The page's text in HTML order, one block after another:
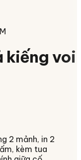
kiếng voi
2 mảnh, in 2
kèm tua